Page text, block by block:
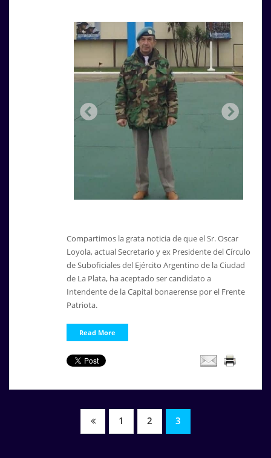
Compartimos la grata noticia de que el Sr. Oscar
Loyola, actual Secretario y ex Presidente del Círculo
de Suboficiales del Ejército Argentino de la Ciudad
de La Plata, ha aceptado ser candidato a
Intendente de la Capital bonaerense por el Frente
Patriota.
Read More
Navegación
1 2 3